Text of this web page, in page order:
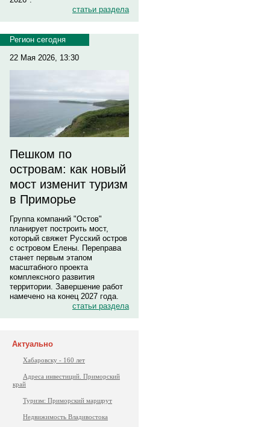
статьи раздела
Регион сегодня
22 Мая 2026, 13:30
Пешком по
островам: как новый
мост изменит туризм
в Приморье
Группа компаний "Остов"
планирует построить мост,
который свяжет Русский остров
с островом Елены. Переправа
станет первым этапом
масштабного проекта
комплексного развития
территории. Завершение работ
намечено на конец 2027 года.
статьи раздела
Актуально
Хабаровску - 160 лет
Адреса инвестиций. Приморский
край
Туризм: Приморский маршрут
Недвижимость Владивостока